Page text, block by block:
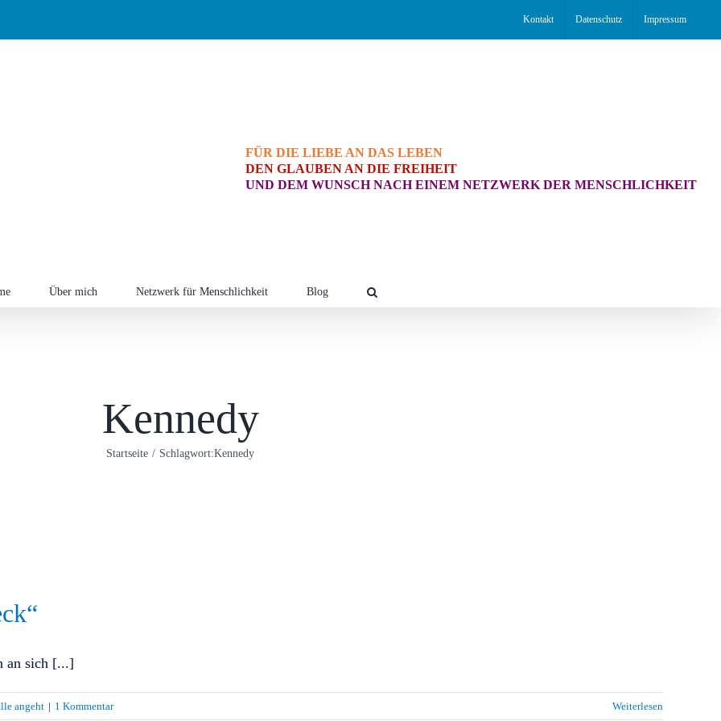
Kontakt Datenschutz Impressum
FÜR DIE LIEBE AN DAS LEBEN
DEN GLAUBEN AN DIE FREIHEIT
UND DEM WUNSCH NACH EINEM NETZWERK DER MENSCHLICHKEIT
Über mich Netzwerk für Menschlichkeit Blog
Kennedy
Startseite / Schlagwort:Kennedy
an sich [...]
angeht | 1 Kommentar Weiterlesen